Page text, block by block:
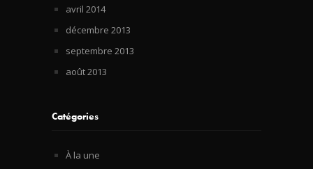
avril 2014
décembre 2013
septembre 2013
août 2013
Catégories
À la une